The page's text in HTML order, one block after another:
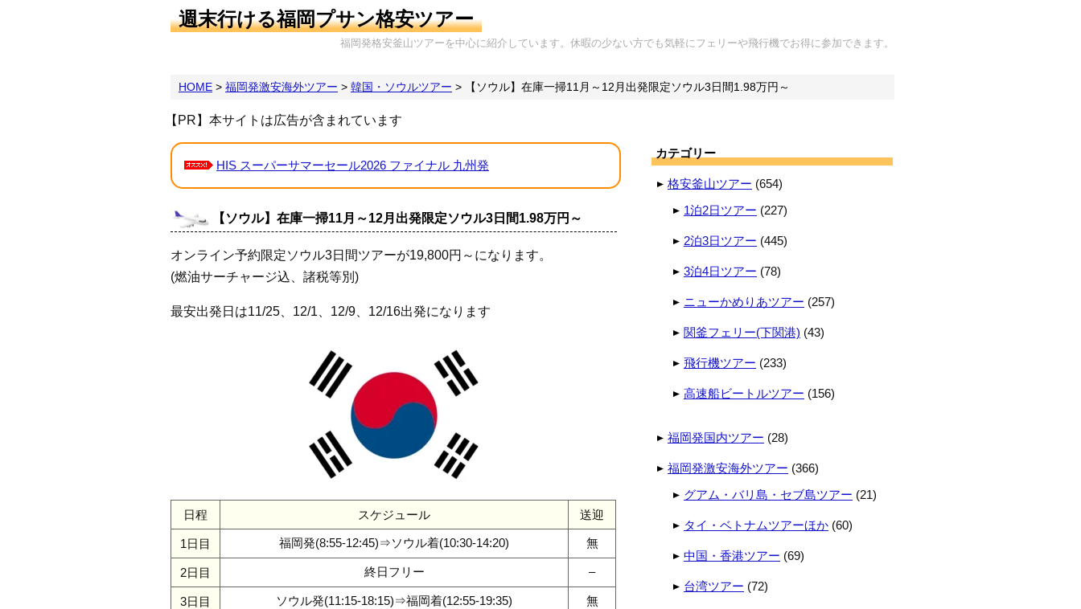
週末行ける福岡プサン格安ツアー
福岡発格安釜山ツアーを中心に紹介しています。休暇の少ない方でも気軽にフェリーや飛行機でお得に参加できます。
HOME > 福岡発激安海外ツアー > 韓国・ソウルツアー > 【ソウル】在庫一掃11月～12月出発限定ソウル3日間1.98万円～
【PR】本サイトは広告が含まれています
HIS スーパーサマーセール2026 ファイナル 九州発
【ソウル】在庫一掃11月～12月出発限定ソウル3日間1.98万円～
オンライン予約限定ソウル3日間ツアーが19,800円～になります。
(燃油サーチャージ込、諸税等別)
最安出発日は11/25、12/1、12/9、12/16出発になります
日程 スケジュール 送迎
1日目 福岡発(8:55-12:45)⇒ソウル着(10:30-14:20) 無
2日目 終日フリー –
3日目 ソウル発(11:15-18:15)⇒福岡着(12:55-19:35) 無
カテゴリー
格安釜山ツアー (654)
1泊2日ツアー (227)
2泊3日ツアー (445)
3泊4日ツアー (78)
ニューかめりあツアー (257)
関釜フェリー(下関港) (43)
飛行機ツアー (233)
高速船ビートルツアー (156)
福岡発国内ツアー (28)
福岡発激安海外ツアー (366)
グアム・バリ島・セブ島ツアー (21)
タイ・ベトナムツアーほか (60)
中国・香港ツアー (69)
台湾ツアー (72)